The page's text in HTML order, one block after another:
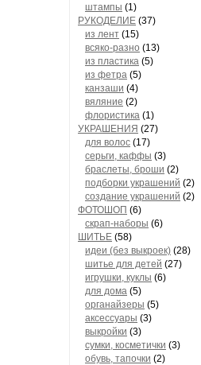
штампы (1)
РУКОДЕЛИЕ (37)
из лент (15)
всяко-разно (13)
из пластика (5)
из фетра (5)
канзаши (4)
вяляние (2)
флористика (1)
УКРАШЕНИЯ (27)
для волос (17)
серьги, каффы (3)
браслеты, броши (2)
подборки украшений (2)
создание украшений (2)
ФОТОШОП (6)
скрап-наборы (6)
ШИТЬЕ (58)
идеи (без выкроек) (28)
шитье для детей (27)
игрушки, куклы (6)
для дома (5)
органайзеры (5)
аксессуары (3)
выкройки (3)
сумки, косметички (3)
обувь, тапочки (2)